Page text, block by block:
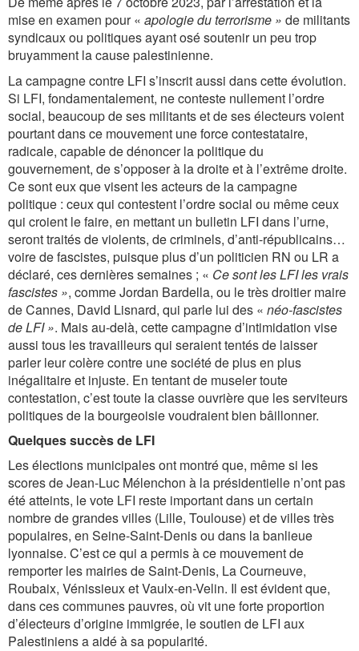
mise en examen pour « apologie du terrorisme » de militants
syndicaux ou politiques ayant osé soutenir un peu trop
bruyamment la cause palestinienne.
La campagne contre LFI s’inscrit aussi dans cette évolution.
Si LFI, fondamentalement, ne conteste nullement l’ordre
social, beaucoup de ses militants et de ses électeurs voient
pourtant dans ce mouvement une force contestataire,
radicale, capable de dénoncer la politique du
gouvernement, de s’opposer à la droite et à l’extrême droite.
Ce sont eux que visent les acteurs de la campagne
politique : ceux qui contestent l’ordre social ou même ceux
qui croient le faire, en mettant un bulletin LFI dans l’urne,
seront traités de violents, de criminels, d’anti-républicains…
voire de fascistes, puisque plus d’un politicien RN ou LR a
déclaré, ces dernières semaines ; « Ce sont les LFI les vrais
fascistes », comme Jordan Bardella, ou le très droitier maire
de Cannes, David Lisnard, qui parle lui des « néo-fascistes
de LFI ». Mais au-delà, cette campagne d’intimidation vise
aussi tous les travailleurs qui seraient tentés de laisser
parler leur colère contre une société de plus en plus
inégalitaire et injuste. En tentant de museler toute
contestation, c’est toute la classe ouvrière que les serviteurs
politiques de la bourgeoisie voudraient bien bâillonner.
Quelques succès de LFI
Les élections municipales ont montré que, même si les
scores de Jean-Luc Mélenchon à la présidentielle n’ont pas
été atteints, le vote LFI reste important dans un certain
nombre de grandes villes (Lille, Toulouse) et de villes très
populaires, en Seine-Saint-Denis ou dans la banlieue
lyonnaise. C’est ce qui a permis à ce mouvement de
remporter les mairies de Saint-Denis, La Courneuve,
Roubaix, Vénissieux et Vaulx-en-Velin. Il est évident que,
dans ces communes pauvres, où vit une forte proportion
d’électeurs d’origine immigrée, le soutien de LFI aux
Palestiniens a aidé à sa popularité.